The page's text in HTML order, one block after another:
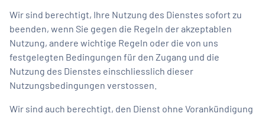
Wir sind berechtigt, Ihre Nutzung des Dienstes sofort zu
beenden, wenn Sie gegen die Regeln der akzeptablen
Nutzung, andere wichtige Regeln oder die von uns
festgelegten Bedingungen für den Zugang und die
Nutzung des Dienstes einschliesslich dieser
Nutzungsbedingungen verstossen.
Wir sind auch berechtigt, den Dienst ohne Vorankündigung